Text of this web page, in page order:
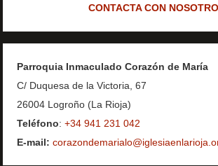
CONTACTA CON
Parroquia Inmaculado Corazón de María
C/ Duquesa de la Victoria, 67
26004 Logroño (La Rioja)
Teléfono:+34 941 231 042
E-mail: